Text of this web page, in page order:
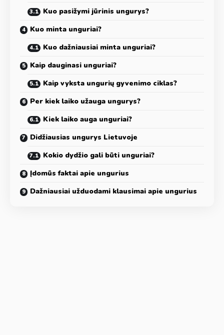
Kuo pasižymi jūrinis ungurys?
Kuo minta unguriai?
Kuo dažniausiai minta unguriai?
Kaip dauginasi unguriai?
Kaip vyksta ungurių gyvenimo ciklas?
Per kiek laiko užauga ungurys?
Kiek laiko auga unguriai?
Didžiausias ungurys Lietuvoje
Kokio dydžio gali būti unguriai?
Įdomūs faktai apie ungurius
Dažniausiai užduodami klausimai apie ungurius